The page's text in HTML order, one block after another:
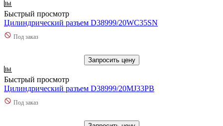
Быстрый просмотр
Цилиндрический разъем D38999/20WC35SN
Под заказ
Запросить цену
Быстрый просмотр
Цилиндрический разъем D38999/20MJ33PB
Под заказ